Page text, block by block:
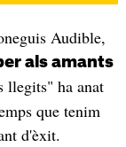
Audible,
als amants
llegits" ha anat
que tenim
d'èxit.